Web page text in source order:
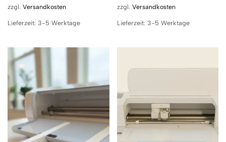
zzgl. Versandkosten
Lieferzeit: 3-5 Werktage
zzgl. Versandkosten
Lieferzeit: 3-5 Werktage